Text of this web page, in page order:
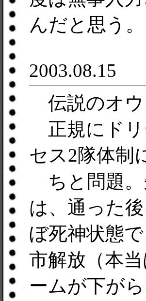
んだと思う。
2003.08.15
伝説のオウ
正規にドリ
セス2隊体制
ちと問題。
は、通った
ぼ死神状態
市解放（本
ームが下が